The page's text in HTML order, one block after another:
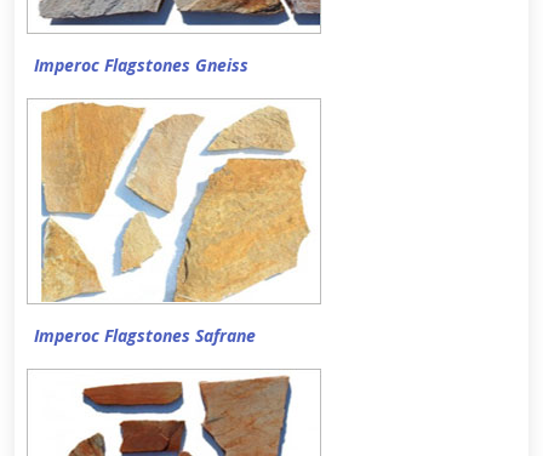
Imperoc Flagstones Gneiss
Imperoc Flagstones Safrane